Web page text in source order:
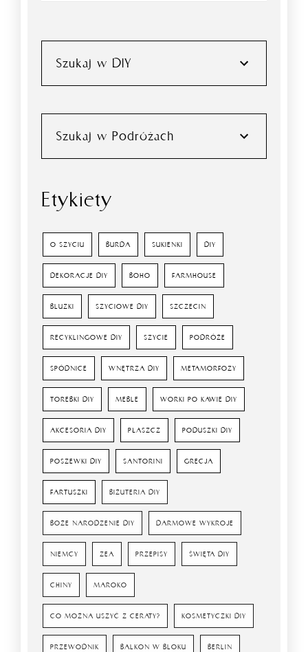
Szukaj w DIY
Szukaj w Podróżach
Etykiety
O SZYCIU BURDA SUKIENKI DIY
DEKORACJE DIY BOHO FARMHOUSE
BLUZKI SZYCIOWE DIY SZCZECIN
RECYKLINGOWE DIY SZYCIE PODRÓŻE
SPÓDNICE WNĘTRZA DIY METAMORFOZY
TOREBKI DIY MEBLE WORKI PO KAWIE DIY
AKCESORIA DIY PŁASZCZ PODUSZKI DIY
POSZEWKI DIY SANTORINI GRECJA
FARTUSZKI BIŻUTERIA DIY
BOŻE NARODZENIE DIY DARMOWE WYKROJE
NIEMCY ZEA PRZEPISY ŚWIĘTA DIY
CHINY MAROKO
CO MOŻNA USZYĆ Z CERATY? KOSMETYCZKI DIY
PRZEWODNIK BALKON W BLOKU BERLIN